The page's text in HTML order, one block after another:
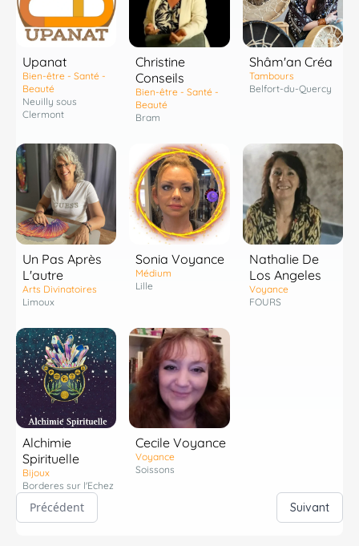
Upanat
Bien-être - Santé -
Beauté
Neuilly sous
Clermont
Christine
Conseils
Bien-être - Santé -
Beauté
Bram
Shâm'an Créa
Tambours
Belfort-du-Quercy
Un Pas Après
L'autre
Arts Divinatoires
Limoux
Sonia Voyance
Médium
Lille
Nathalie De
Los Angeles
Voyance
FOURS
Alchimie
Spirituelle
Bijoux
Borderes sur l'Echez
Cecile Voyance
Voyance
Soissons
Précédent Suivant